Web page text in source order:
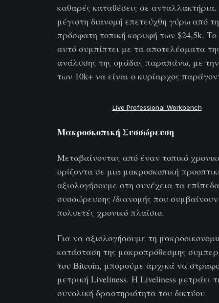
καθαρές καταθέσεις σε
μέγιστη διανομή επετεύχθη γύρω από
πρόσφατη τοπική κορυφή των $24,5k. Το
αυτό συμπίπτει με τα αποτελέσματα
ανάλυσης της ομάδας παραπάνω, με
των 10k+ να είναι ο κυρίαρχος
Live Professional Workbench
Μακροσκοπική Συσσώρευση
Μεταβαίνοντας από έναν τοπικό
ορίζοντα σε μια μακροσκοπική
αξιολογήσουμε στη συνέχεια τα επίπεδα
συσσώρευσης /διανομής που
πολυετές χρονικό πλαίσιο.
Για να αξιολογήσουμε τη
κατάσταση της μακροπρόθεσμης
του Bitcoin, μπορούμε αρχικά να
μετρική Liveliness. Η Liveliness μετράει
συνολική δραστηριότητα του δικτύου